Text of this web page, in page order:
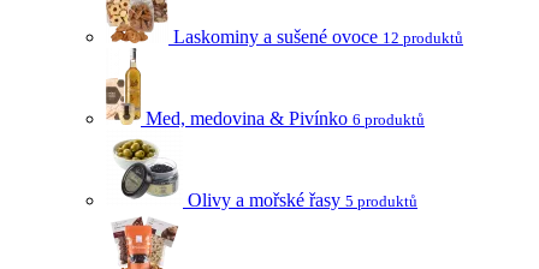
Laskominy a sušené ovoce 12 produktů
Med, medovina & Pivínko 6 produktů
Olivy a mořské řasy 5 produktů